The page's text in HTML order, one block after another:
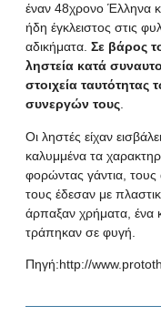
έναν 48χρονο Έλληνα
ήδη έγκλειστος στις
αδικήματα. Σε βάρος
ληστεία κατά
στοιχεία
συνεργών τους.
Οι ληστές είχαν
καλυμμένα τα
φορώντας γάντια, τους
τους έδεσαν με
άρπαξαν χρήματα, ένα
τράπηκαν σε φυγή.
Πηγή:http://